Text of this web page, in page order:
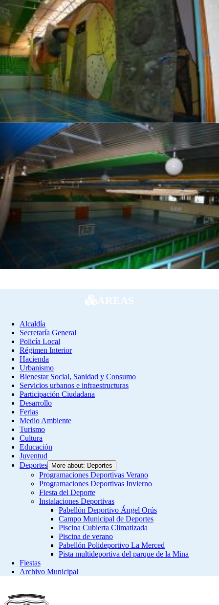
ÁREAS
Alcaldía
Secretaría General
Policía Local
Régimen Interior
Hacienda
Urbanismo
Bienestar Social, Sanidad y Consumo
Servicios urbanos e infraestructuras
Participación Ciudadana
Desarrollo
Ferias
Medio Ambiente
Turismo
Cultura
Educación
Juventud
Deportes
More about: Deportes
Programaciones Deportivas Verano
Programaciones Deportivas Invierno
Fiesta del Deporte
Instalaciones Deportivas
Pabellón Deportivo Ángel Orús
Campo Municipal de Deportes
Piscina Cubierta Climatizada
Piscina de verano
Pabellón Polideportivo La Merced
Pista multideportiva del parque de la Mina
Fiestas
Archivo Municipal